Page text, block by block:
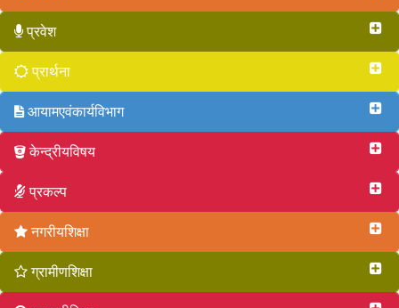
प्रवेश
प्रार्थना
आयामएवंकार्यविभाग
केन्द्रीयविषय
प्रकल्प
नगरीयशिक्षा
ग्रामीणशिक्षा